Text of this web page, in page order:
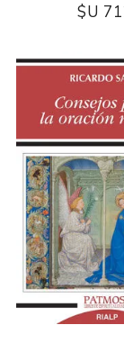
$U